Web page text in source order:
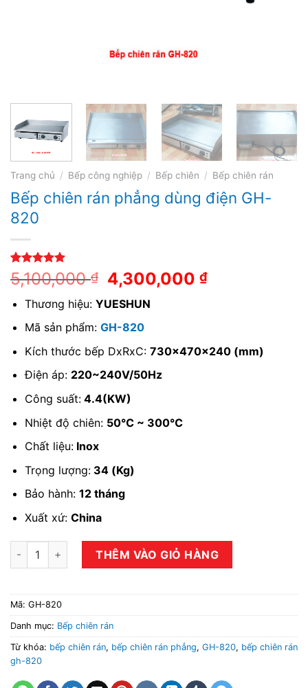
Trang chủ / Bếp công nghiệp / Bếp chiên / Bếp chiên rán
Bếp chiên rán phẳng dùng điện GH-
820
5.00 trên 5
dựa trên
1
5,100,000₫ 4,300,000₫
Thương hiệu: YUESHUN
Mã sản phẩm: GH-820
Kích thước bếp DxRxC: 730x470x240 (mm)
Điện áp: 220~240V/50Hz
Công suất:4.4(KW)
Nhiệt độ chiên: 50℃ ~ 300℃
Chất liệu:Inox
Trọng lượng:34 (Kg)
Bảo hành: 12 tháng
Xuất xứ: China
Bếp chiên rán phẳng dùng điện GH-820 số lượng
THÊM VÀO GIỎ HÀNG
Mã: GH-820
Danh mục: Bếp chiên rán
Từ khóa: bếp chiên rán, bếp chiên rán phẳng, GH-820, bếp chiên rán
gh-820